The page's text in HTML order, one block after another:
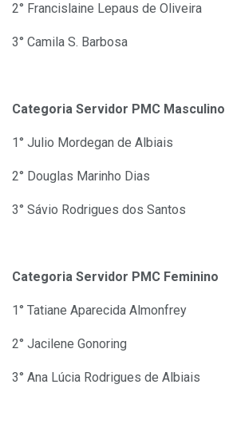
2° Francislaine Lepaus de Oliveira
3° Camila S. Barbosa
Categoria Servidor PMC Masculino
1° Julio Mordegan de Albiais
2° Douglas Marinho Dias
3° Sávio Rodrigues dos Santos
Categoria Servidor PMC Feminino
1° Tatiane Aparecida Almonfrey
2° Jacilene Gonoring
3° Ana Lúcia Rodrigues de Albiais